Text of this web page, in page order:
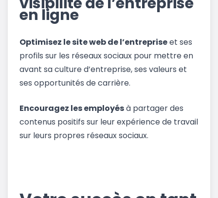
en ligne
Optimisez le site web de l’entrepriseet ses
profils sur les réseaux sociaux pour mettre en
avant sa culture d’entreprise, ses valeurs et
ses opportunités de carrière.
Encouragez les employésà partager des
contenus positifs sur leur expérience de travail
sur leurs propres réseaux sociaux.